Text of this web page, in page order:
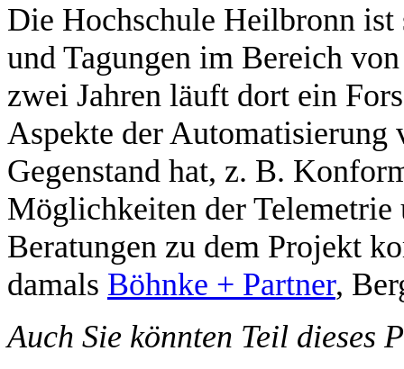
Die Hochschule Heilbronn ist
und Tagungen im Bereich
zwei Jahren läuft dort ein
Aspekte der
Gegenstand hat, z. B.
Möglichkeiten der Telemetrie
Beratungen zu dem Projekt
damals Böhnke + Partner,
Auch Sie könnten Teil dieses